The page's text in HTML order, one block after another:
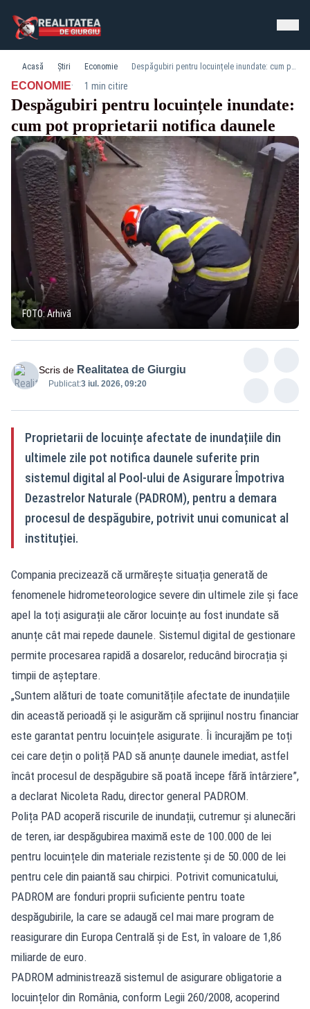
Acasă Știri Economie Despăgubiri pentru locuințele inundate: cum pot proprietarii notifica daunele
ECONOMIE· 1 min citire
Despăgubiri pentru locuințele inundate:
cum pot proprietarii notifica daunele
FOTO: Arhivă
Scris de Realitatea de Giurgiu
Publicat:3 iul. 2026, 09:20
Proprietarii de locuințe afectate de inundațiile din
ultimele zile pot notifica daunele suferite prin
sistemul digital al Pool-ului de Asigurare Împotriva
Dezastrelor Naturale (PADROM), pentru a demara
procesul de despăgubire, potrivit unui comunicat al
instituției.
Compania precizează că urmărește situația generată de
fenomenele hidrometeorologice severe din ultimele zile și face
apel la toți asigurații ale căror locuințe au fost inundate să
anunțe cât mai repede daunele. Sistemul digital de gestionare
permite procesarea rapidă a dosarelor, reducând birocrația și
timpii de așteptare.
„Suntem alături de toate comunitățile afectate de inundațiile
din această perioadă și le asigurăm că sprijinul nostru financiar
este garantat pentru locuințele asigurate. Îi încurajăm pe toți
cei care dețin o poliță PAD să anunțe daunele imediat, astfel
încât procesul de despăgubire să poată începe fără întârziere”,
a declarat Nicoleta Radu, director general PADROM.
Polița PAD acoperă riscurile de inundații, cutremur și alunecări
de teren, iar despăgubirea maximă este de 100.000 de lei
pentru locuințele din materiale rezistente și de 50.000 de lei
pentru cele din paiantă sau chirpici. Potrivit comunicatului,
PADROM are fonduri proprii suficiente pentru toate
despăgubirile, la care se adaugă cel mai mare program de
reasigurare din Europa Centrală și de Est, în valoare de 1,86
miliarde de euro.
PADROM administrează sistemul de asigurare obligatorie a
locuințelor din România, conform Legii 260/2008, acoperind